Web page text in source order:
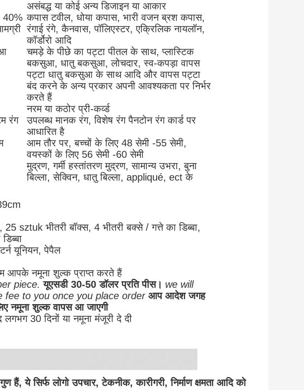
असंबद्ध या कोई अन्य डिजाइन या आकार
40% कपास टवील, धोया कपास, भारी वजन ब्रश कपास,
रंगाई रंगे, कैनवास, पॉलिएस्टर, एक्रिलिक नायलॉन,
कॉर्डोरो आदि
चमड़े के पीछे का पट्टा पीतल के साथ, प्लास्टिक
बकसुआ, धातु बकसुआ, लोचदार, स्व-कपड़ा वापस
पट्टा धातु बकसुआ के साथ आदि और वापस पट्टा
बंद करने के अन्य प्रकार अपनी आवश्यकता पर निर्भर
करते हैं
नरम या कठोर प्री-कर्व्ड
रंग
उपलब्ध मानक रंग, विशेष रंग पैनटोन रंग कार्ड पर
आधारित है
आम तौर पर, बच्चों के लिए 48 सेमी -55 सेमी,
वयस्कों के लिए 56 सेमी -60 सेमी
मुद्रण, गर्मी हस्तांतरण मुद्रण, सामान्य उभरा, बुना
बिल्ला, सेक्विन, धातु बिल्ला, appliqué, ect के
sztuk भीतरी बॉक्स, 4 भीतरी बक्से / गत्ते का डिब्बा,
यूनियन, पेपैल
आपके नमूना शुल्क प्राप्त करते हैं
piece. यूएसडी 30-50 डॉलर प्रति पीस। we will
fee to you once you place order आप आदेश जगह
नमूना शुल्क वापस आ जाएगी
30 दिनों या नमूना मंजूरी दे दी
हैं, ये सिर्फ लोगो उपचार, टेकनीक, कारीगरी, निर्माण क्षमता आदि को